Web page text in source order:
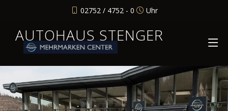
02752 / 4752 - 0 Uhr
AUTOHAUS STENGER